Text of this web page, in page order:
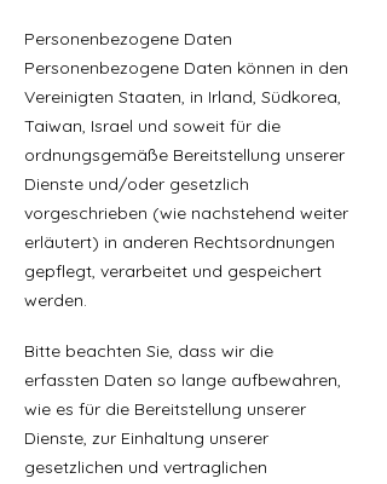
Personenbezogene Daten
Personenbezogene Daten können in den
Vereinigten Staaten, in Irland, Südkorea,
Taiwan, Israel und soweit für die
ordnungsgemäße Bereitstellung unserer
Dienste und/oder gesetzlich
vorgeschrieben (wie nachstehend weiter
erläutert) in anderen Rechtsordnungen
gepflegt, verarbeitet und gespeichert
werden.
Bitte beachten Sie, dass wir die
erfassten Daten so lange aufbewahren,
wie es für die Bereitstellung unserer
Dienste, zur Einhaltung unserer
gesetzlichen und vertraglichen